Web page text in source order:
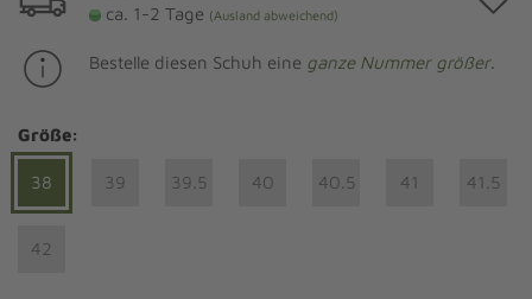
ca. 1-2 Tage (Ausland abweichend)
Bestelle diesen Schuh eine ganze Nummer größer.
Größe:
38 39 39.5 40 40.5 41 41.5
42